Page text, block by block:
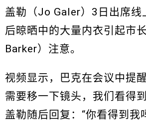
盖勒（Jo Galer）3日出席线
后晾晒中的大量内衣引起市
Barker）注意。
视频显示，巴克在会议中提
需要移一下镜头，我们看得
盖勒随后回复：“你看得到我